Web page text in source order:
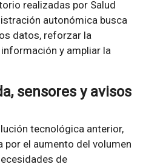
realizadas por Salud
autonómica busca
datos, reforzar la
y ampliar la
sensores y avisos
tecnológica anterior,
por el aumento del volumen
de